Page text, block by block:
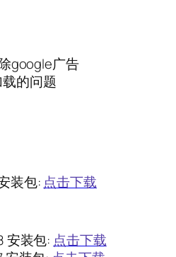
google广告
的问题
装包: 点击下载
安装包: 点击下载